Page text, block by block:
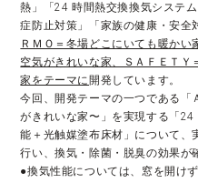
熱」「24 時間熱交換換気システ
症防止対策」「家族の健康・安全
ＲＭＯ＝冬場どこにいても暖かい
空気がきれいな家、ＳＡＦＥＴＹ
家をテーマに 開発しています。
今回、開発テーマの一つである「
がきれいな家〜」を実現する「
能＋光触媒塗布床材」について、
行い、換気・除菌・脱臭の効果が
●換気性能については、窓を開け